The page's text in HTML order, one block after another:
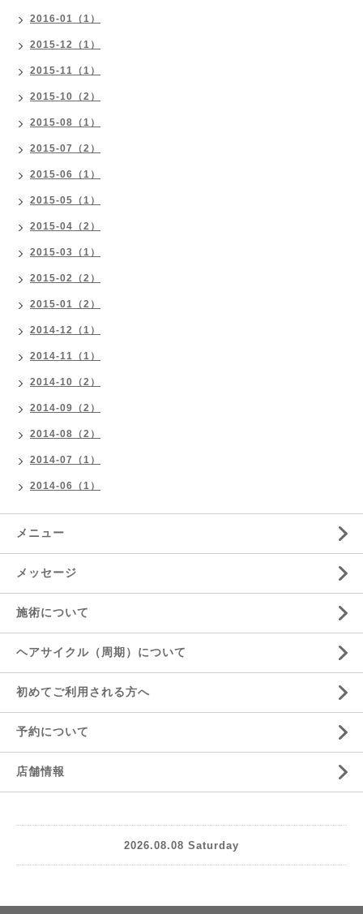
2016-01（1）
2015-12（1）
2015-11（1）
2015-10（2）
2015-08（1）
2015-07（2）
2015-06（1）
2015-05（1）
2015-04（2）
2015-03（1）
2015-02（2）
2015-01（2）
2014-12（1）
2014-11（1）
2014-10（2）
2014-09（2）
2014-08（2）
2014-07（1）
2014-06（1）
メニュー
メッセージ
施術について
ヘアサイクル（周期）について
初めてご利用される方へ
予約について
店舗情報
2026.08.08 Saturday